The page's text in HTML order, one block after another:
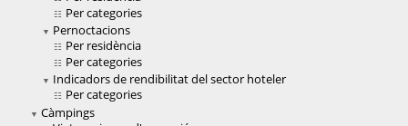
Per categories
Pernoctacions
Per residència
Per categories
Indicadors de rendibilitat del sector hoteler
Per categories
Càmpings